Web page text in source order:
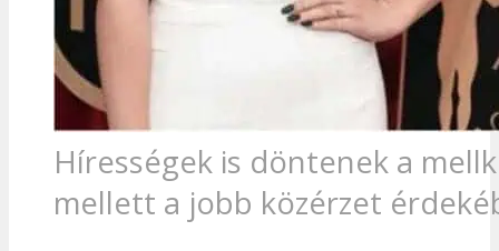
Hírességek is döntenek a
mellett a jobb közérzet